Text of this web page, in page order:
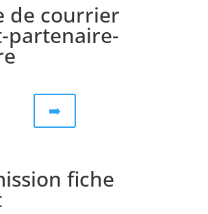
de courrier
partenaire-
➡️
fiche